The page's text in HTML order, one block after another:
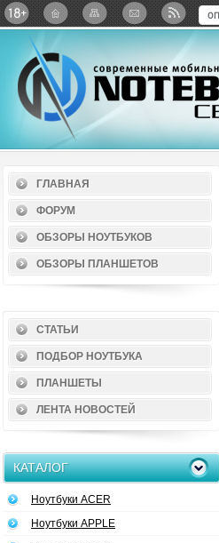
Twitter
ГЛАВНАЯ
ФОРУМ
ОБЗОРЫ НОУТБУКОВ
ОБЗОРЫ ПЛАНШЕТОВ
СТАТЬИ
ПОДБОР НОУТБУКА
ПЛАНШЕТЫ
ЛЕНТА НОВОСТЕЙ
КАТАЛОГ
Ноутбуки ACER
Ноутбуки APPLE